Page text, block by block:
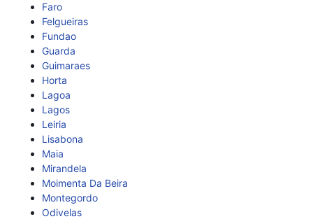
Faro
Felgueiras
Fundao
Guarda
Guimaraes
Horta
Lagoa
Lagos
Leiria
Lisabona
Maia
Mirandela
Moimenta Da Beira
Montegordo
Odivelas